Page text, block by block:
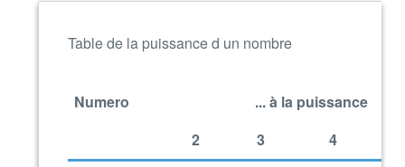
Table de la puissance d un nombre
Numero
... à la puissance
2
3 4